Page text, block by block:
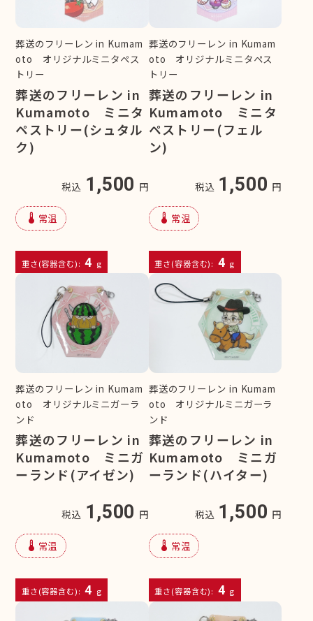
葬送のフリーレン in Kumam
oto オリジナルミニタペス
トリー
葬送のフリーレン in
Kumamoto ミニタ
ペストリー(シュタル
ク)
税込 1,500 円
device_thermostat 常温
重さ(容器含む): 4 g
葬送のフリーレン in Kumam
oto オリジナルミニタペス
トリー
葬送のフリーレン in
Kumamoto ミニタ
ペストリー(フェル
ン)
税込 1,500 円
device_thermostat 常温
重さ(容器含む): 4 g
葬送のフリーレン in Kumam
oto オリジナルミニガーラ
ンド
葬送のフリーレン in
Kumamoto ミニガ
ーランド(アイゼン)
税込 1,500 円
device_thermostat 常温
重さ(容器含む): 4 g
葬送のフリーレン in Kumam
oto オリジナルミニガーラ
ンド
葬送のフリーレン in
Kumamoto ミニガ
ーランド(ハイター)
税込 1,500 円
device_thermostat 常温
重さ(容器含む): 4 g